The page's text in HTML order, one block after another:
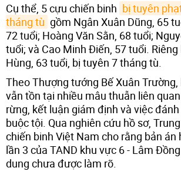
Cụ thể, 5 cựu chiến binh bị tuyên
tháng tù gồm Ngân Xuân Dũng, 65
72 tuổi; Hoàng Văn Sằn, 68 tuổi;
tuổi; và Cao Minh Điến, 57 tuổi.
Hùng, 63 tuổi, bị tuyên 7 tháng tù.
Theo Thượng tướng Bế Xuân Trường,
vẫn tồn tại nhiều mâu thuẫn liên
rừng, kết luận giám định và việc
buộc tội. Qua nghiên cứu hồ sơ,
chiến binh Việt Nam cho rằng bản án
lần 3 của TAND khu vực 6 - Lâm
dung chưa được làm rõ.